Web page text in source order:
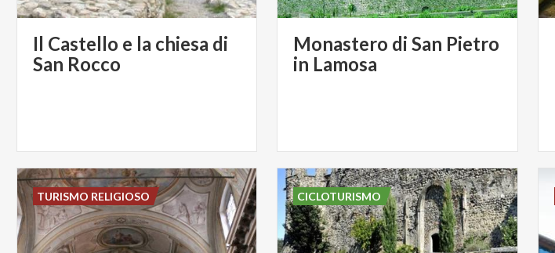
Il Castello e la chiesa di
San Rocco
Monastero di San Pietro
in Lamosa
TURISMO RELIGIOSO CICLOTURISMO